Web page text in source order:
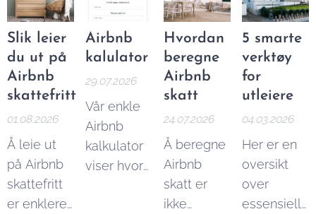
Slik leier
du ut på
Airbnb
skattefritt
01.08.2026
Å leie ut
på Airbnb
skattefritt
er enklere
Airbnb
kalulator
29.07.2026
Vår enkle
Airbnb
kalkulator
viser hvor
Hvordan
beregne
Airbnb
skatt
24.07.2026
Å beregne
Airbnb
skatt er
ikke
5 smarte
verktøy
for
utleiere
04.03.2026
Her er en
oversikt
over
essensielle